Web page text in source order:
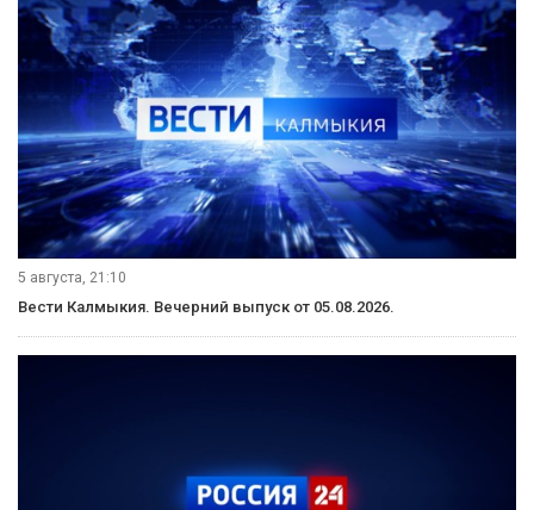
5 августа, 21:10
Вести Калмыкия. Вечерний выпуск от 05.08.2026.